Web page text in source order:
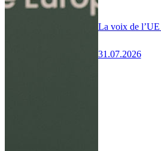
La voix de l’UE
31.07.2026